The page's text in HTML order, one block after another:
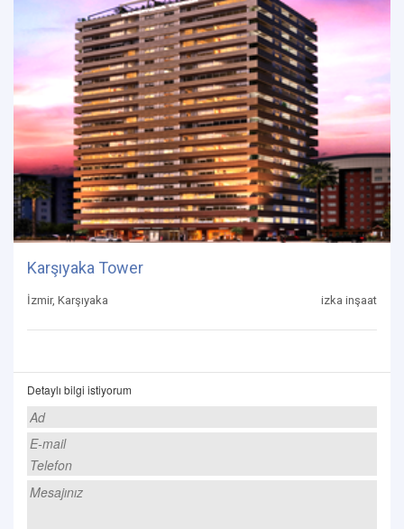
Karşıyaka Tower
İzmir, Karşıyaka izka inşaat
Detaylı bilgi istiyorum